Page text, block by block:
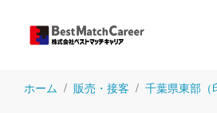
ホーム 販売・接客 千葉県東部（